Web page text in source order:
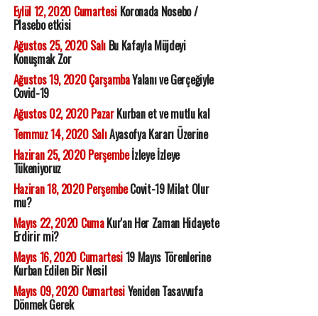
Eylül 12, 2020 CumartesiKoronada Nosebo /
Plasebo etkisi
Ağustos 25, 2020 SalıBu Kafayla Müjdeyi
Konuşmak Zor
Ağustos 19, 2020 ÇarşambaYalanı ve Gerçeğiyle
Covid-19
Ağustos 02, 2020 PazarKurban et ve mutlu kal
Temmuz 14, 2020 SalıAyasofya Kararı Üzerine
Haziran 25, 2020 Perşembeİzleye İzleye
Tükeniyoruz
Haziran 18, 2020 PerşembeCovit-19 Milat Olur
mu?
Mayıs 22, 2020 CumaKur'an Her Zaman Hidayete
Erdirir mi?
Mayıs 16, 2020 Cumartesi19 Mayıs Törenlerine
Kurban Edilen Bir Nesil
Mayıs 09, 2020 CumartesiYeniden Tasavvufa
Dönmek Gerek